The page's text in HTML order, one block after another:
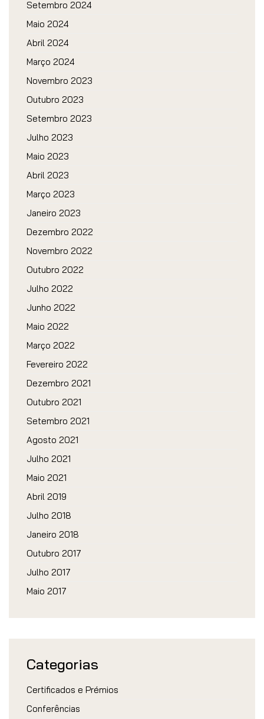
Setembro 2024
Maio 2024
Abril 2024
Março 2024
Novembro 2023
Outubro 2023
Setembro 2023
Julho 2023
Maio 2023
Abril 2023
Março 2023
Janeiro 2023
Dezembro 2022
Novembro 2022
Outubro 2022
Julho 2022
Junho 2022
Maio 2022
Março 2022
Fevereiro 2022
Dezembro 2021
Outubro 2021
Setembro 2021
Agosto 2021
Julho 2021
Maio 2021
Abril 2019
Julho 2018
Janeiro 2018
Outubro 2017
Julho 2017
Maio 2017
Categorias
Certificados e Prémios
Conferências